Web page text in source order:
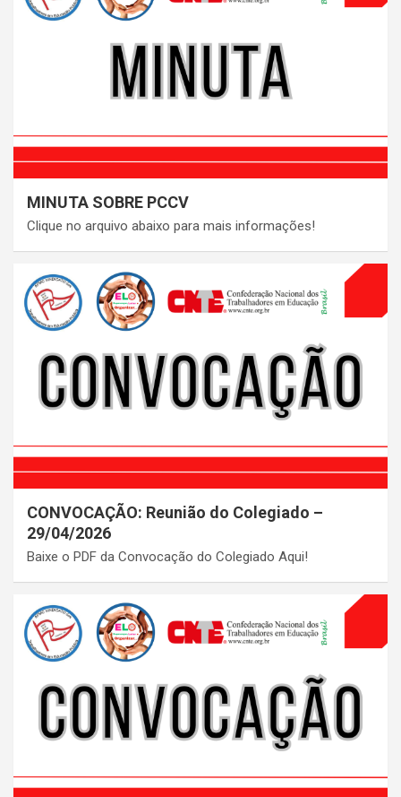
MINUTA SOBRE PCCV
Clique no arquivo abaixo para mais informações!
CONVOCAÇÃO: Reunião do Colegiado –
29/04/2026
Baixe o PDF da Convocação do Colegiado Aqui!